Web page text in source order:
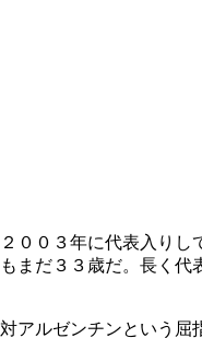
００３年に代表入りし
まだ３３歳だ。長く代
ルゼンチンという屈